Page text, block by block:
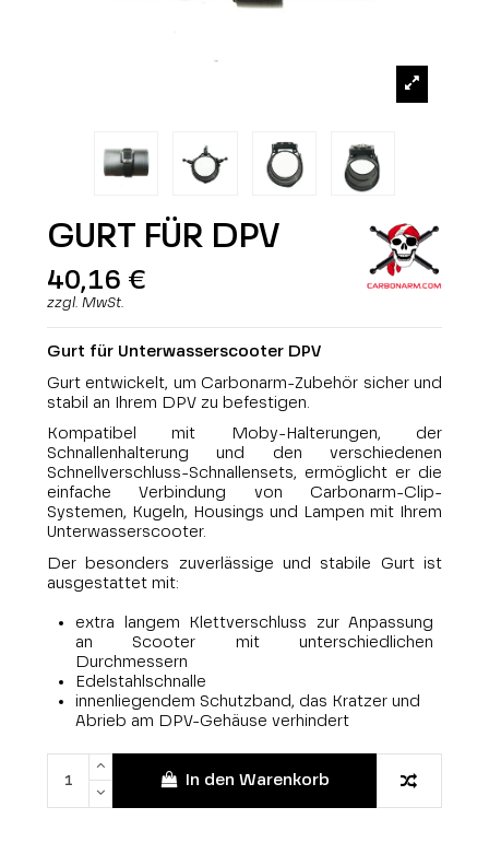
GURT FÜR DPV
40,16 €
zzgl. MwSt.
Gurt für Unterwasserscooter DPV
Gurt entwickelt, um Carbonarm-Zubehör sicher und
stabil an Ihrem DPV zu befestigen.
Kompatibel mit Moby-Halterungen, der
Schnallenhalterung und den verschiedenen
Schnellverschluss-Schnallensets, ermöglicht er die
einfache Verbindung von Carbonarm-Clip-
Systemen, Kugeln, Housings und Lampen mit Ihrem
Unterwasserscooter.
Der besonders zuverlässige und stabile Gurt ist
ausgestattet mit:
extra langem Klettverschluss zur Anpassung
an Scooter mit unterschiedlichen
Durchmessern
Edelstahlschnalle
innenliegendem Schutzband, das Kratzer und
Abrieb am DPV-Gehäuse verhindert
In den Warenkorb